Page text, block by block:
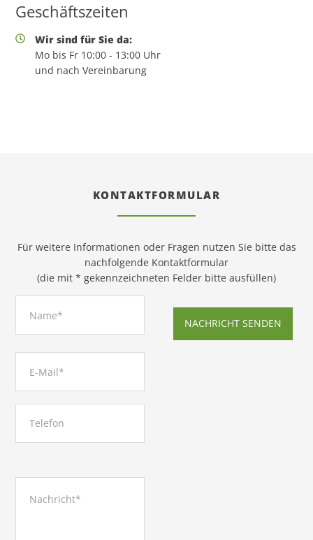
Geschäftszeiten
Wir sind für Sie da:
Mo bis Fr 10:00 - 13:00 Uhr
und nach Vereinbarung
KONTAKTFORMULAR
Für weitere Informationen oder Fragen nutzen Sie bitte das
nachfolgende Kontaktformular
(die mit * gekennzeichneten Felder bitte ausfüllen)